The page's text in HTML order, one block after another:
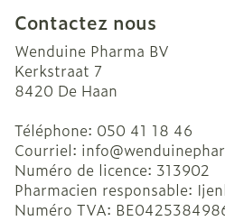
Contactez nous
Wenduine Pharma BV
Kerkstraat 7
8420 De Haan
Téléphone: 050 41 18 46
Courriel: info@
Numéro de licence: 313902
Pharmacien responsable:
Numéro TVA: